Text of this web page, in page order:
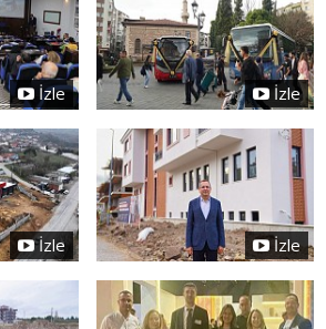
İzle İzle
İzle İzle